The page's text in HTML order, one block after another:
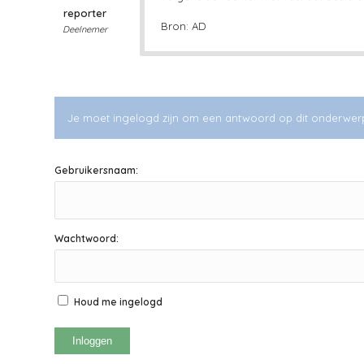
reporter
Deelnemer Bron: AD
Je moet ingelogd zijn om een antwoord op dit
Gebruikersnaam:
Wachtwoord:
Houd me ingelogd
Inloggen